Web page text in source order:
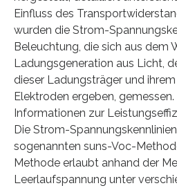
Einfluss des
wurden die Strom-
Beleuchtung, die sich aus dem
Ladungsgeneration aus Licht,
dieser Ladungsträger und
Elektroden ergeben,
Informationen zur
Die Strom-
sogenannten suns-Voc-
Methode erlaubt anhand der
Leerlaufspannung unter